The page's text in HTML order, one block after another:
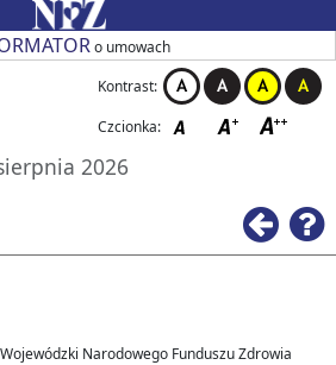
o umowach
Kontrast:
Czcionka:
2026
Narodowego Funduszu Zdrowia